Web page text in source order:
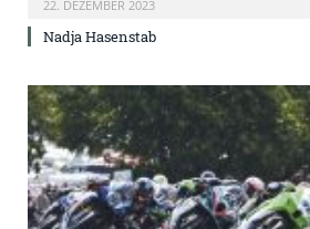
22. DEZEMBER 2023
Nadja Hasenstab